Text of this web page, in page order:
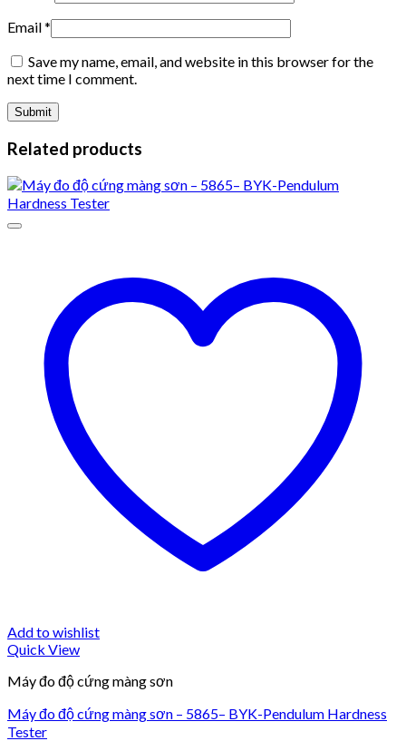
Email*
Save my name, email, and website in this browser for the
next time I comment.
Related products
Add to wishlist
Quick View
Máy đo độ cứng màng sơn
Máy đo độ cứng màng sơn – 5865– BYK-Pendulum Hardness
Tester